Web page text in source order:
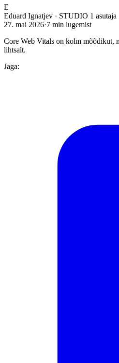
E
Eduard Ignatjev · STUDIO 1 asutaja
27. mai 2026·7 min lugemist
Core Web Vitals on kolm mõõdikut,
lihtsalt.
Jaga: